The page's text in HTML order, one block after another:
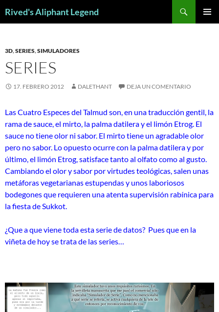
Rived's Aliphant Legend
3D,SERIES,SIMULADORES
SERIES
17. FEBRERO 2012 DALETHANT DEJA UN COMENTARIO
Las Cuatro Especes del Talmud son, en una traducción gentil, la
rama de sauce, el mirto, la palma datilera y el limón Etrog. El
sauce no tiene olor ni sabor. El mirto tiene un agradable olor
pero no sabor. Lo opuesto ocurre con la palma datilera y por
último, el limón Etrog, satisface tanto al olfato como al gusto.
Cambiando el olor y sabor por virtudes teológicas, salen unas
metáforas vegetarianas estupendas y unos laboriosos
bodegones que requieren una atenta supervisión rabínica para
la fiesta de Sukkot.
¿Que a que viene toda esta serie de datos? Pues que en la
viñeta de hoy se trata de las series…